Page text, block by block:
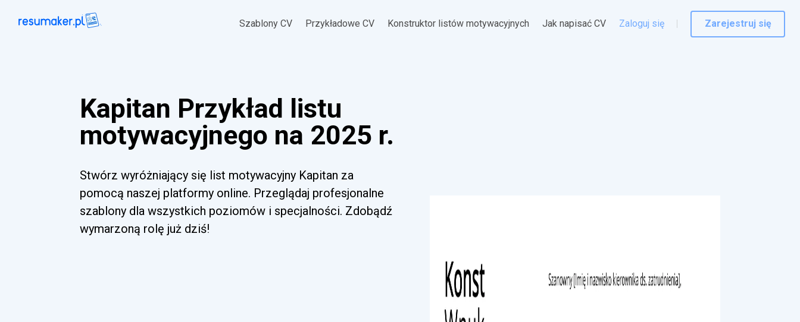
Szablony CV Przykładowe CV Konstruktor listów motywacyjnych Jak napisać CV Zaloguj się Zarejestruj się
Kapitan Przykład listu
motywacyjnego na 2025 r.
Stwórz wyróżniający się list motywacyjny Kapitan za
pomocą naszej platformy online. Przeglądaj profesjonalne
szablony dla wszystkich poziomów i specjalności. Zdobądź
wymarzoną rolę już dziś!